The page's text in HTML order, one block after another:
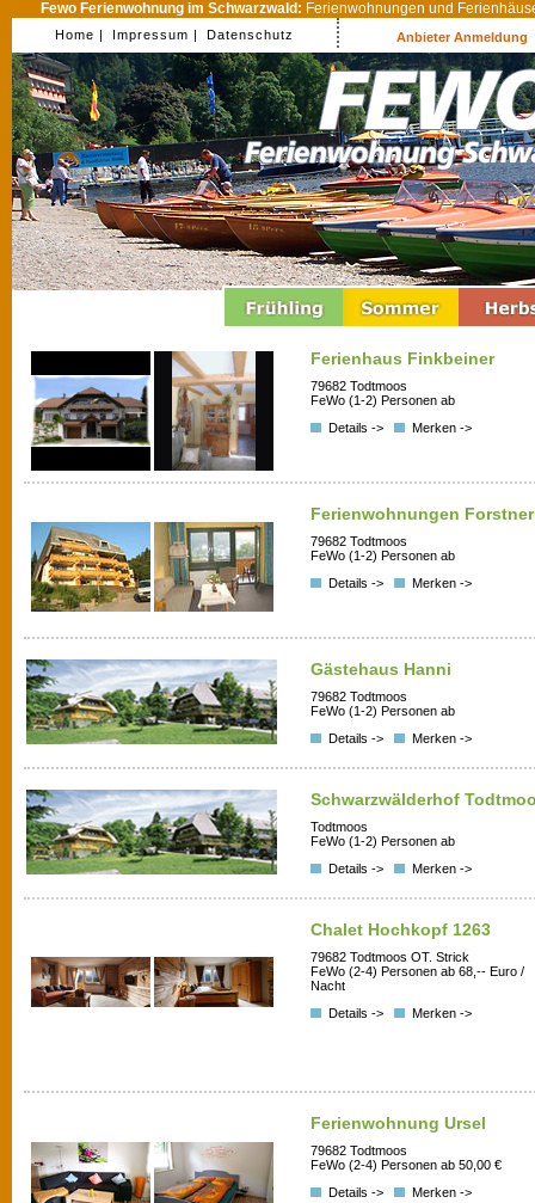
Fewo Ferienwohnung im Schwarzwald: Ferienwohnungen und
Home | Impressum | Datenschutz Anbieter Anmeldung
Ferienhaus Finkbeiner
79682 Todtmoos
FeWo (1-2) Personen ab
Details ->
Merken ->
Ferienwohnungen Forstner
79682 Todtmoos
FeWo (1-2) Personen ab
Details ->
Merken ->
Gästehaus Hanni
79682 Todtmoos
FeWo (1-2) Personen ab
Details ->
Merken ->
Schwarzwälderhof
Todtmoos
FeWo (1-2) Personen ab
Details ->
Merken ->
Chalet Hochkopf 1263
79682 Todtmoos OT. Strick
FeWo (2-4) Personen ab 68,-- Euro /
Nacht
Details ->
Merken ->
Ferienwohnung Ursel
79682 Todtmoos
FeWo (2-4) Personen ab 50,00 €
Details ->
Merken ->